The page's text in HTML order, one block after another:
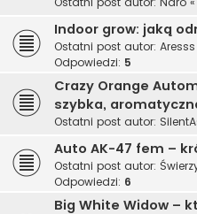
Indoor grow: jaką
Ostatni post autor: Aresss
Odpowiedzi: 5
Crazy Orange
szybka,
Ostatni post autor:
Auto AK-47 fem –
Ostatni post autor:
Odpowiedzi: 6
Big White Widow –